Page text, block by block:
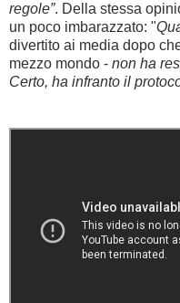
regole”. Della stessa
un poco imbarazzato: "
divertito ai media dopo
mezzo mondo - non ha
Certo, ha infranto il